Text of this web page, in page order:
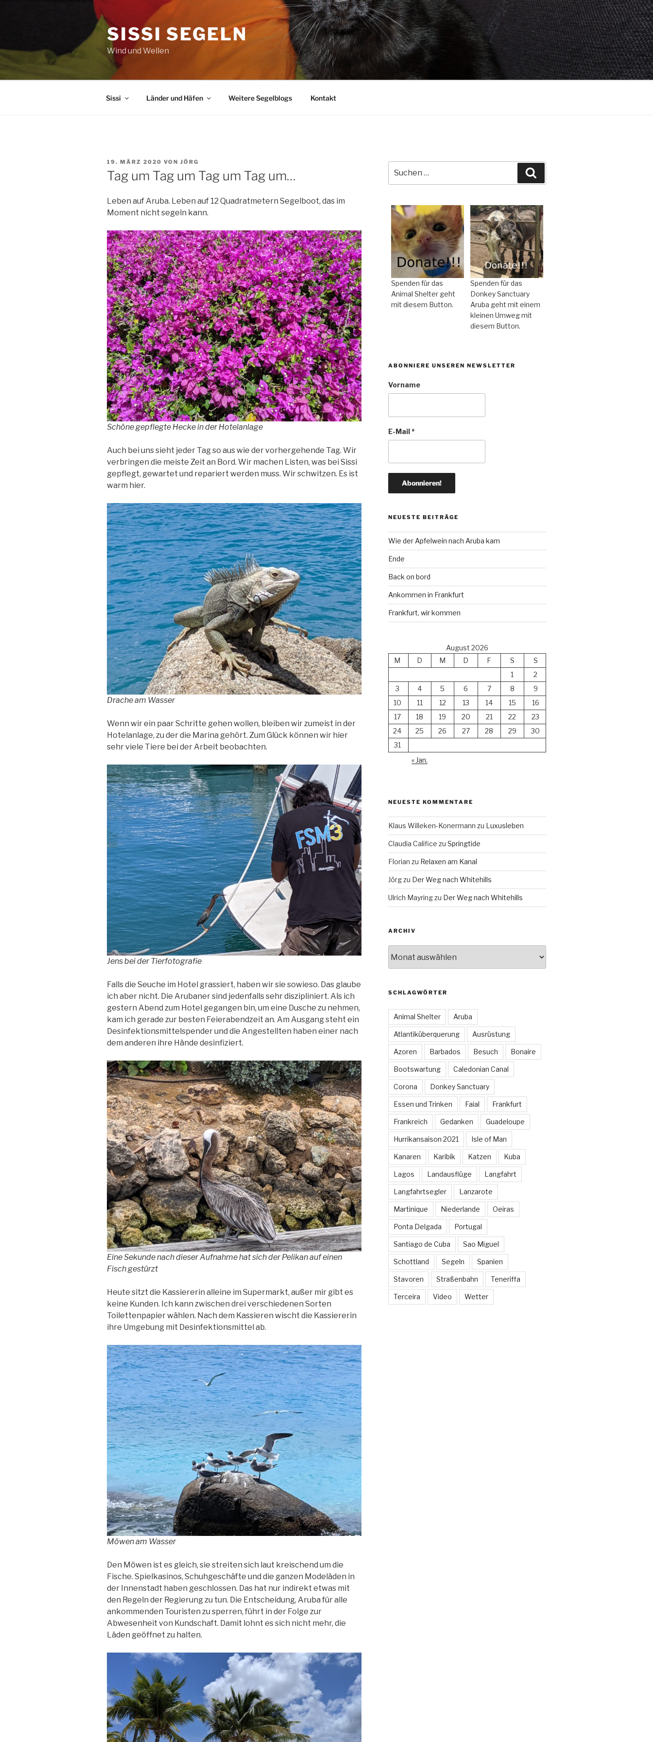
SISSI SEGELN
Wind und Wellen
Sissi Länder und Häfen Weitere Segelblogs Kontakt
VERÖFFENTLICHT
AM
19. MÄRZ 2020 VON JÖRG
Tag um Tag um Tag um Tag um…
Leben auf Aruba. Leben auf 12 Quadratmetern Segelboot, das im
Moment nicht segeln kann.
Schöne gepflegte Hecke in der Hotelanlage
Auch bei uns sieht jeder Tag so aus wie der vorhergehende Tag. Wir
verbringen die meiste Zeit an Bord. Wir machen Listen, was bei Sissi
gepflegt, gewartet und repariert werden muss. Wir schwitzen. Es ist
warm hier.
Drache am Wasser
Wenn wir ein paar Schritte gehen wollen, bleiben wir zumeist in der
Hotelanlage, zu der die Marina gehört. Zum Glück können wir hier
sehr viele Tiere bei der Arbeit beobachten.
Jens bei der Tierfotografie
Falls die Seuche im Hotel grassiert, haben wir sie sowieso. Das glaube
ich aber nicht. Die Arubaner sind jedenfalls sehr diszipliniert. Als ich
gestern Abend zum Hotel gegangen bin, um eine Dusche zu nehmen,
kam ich gerade zur besten Feierabendzeit an. Am Ausgang steht ein
Desinfektionsmittelspender und die Angestellten haben einer nach
dem anderen ihre Hände desinfiziert.
Eine Sekunde nach dieser Aufnahme hat sich der Pelikan auf einen
Fisch gestürzt
Heute sitzt die Kassiererin alleine im Supermarkt, außer mir gibt es
keine Kunden. Ich kann zwischen drei verschiedenen Sorten
Toilettenpapier wählen. Nach dem Kassieren wischt die Kassiererin
ihre Umgebung mit Desinfektionsmittel ab.
Möwen am Wasser
Den Möwen ist es gleich, sie streiten sich laut kreischend um die
Fische. Spielkasinos, Schuhgeschäfte und die ganzen Modeläden in
der Innenstadt haben geschlossen. Das hat nur indirekt etwas mit
den Regeln der Regierung zu tun. Die Entscheidung, Aruba für alle
ankommenden Touristen zu sperren, führt in der Folge zur
Abwesenheit von Kundschaft. Damit lohnt es sich nicht mehr, die
Läden geöffnet zu halten.
nach:
Spenden für das
Animal Shelter geht
mit diesem Button.
Spenden für das
Donkey Sanctuary
Aruba geht mit einem
kleinen Umweg mit
diesem Button.
ABONNIERE UNSEREN NEWSLETTER
Vorname
E-Mail*
NEUESTE BEITRÄGE
Wie der Apfelwein nach Aruba kam
Ende
Back on bord
Ankommen in Frankfurt
Frankfurt, wir kommen
August 2026
M
D M D F S
S
1
2
3
4 5 6 7 8
9
10
11 12 13 14 15
16
17
18 19 20 21 22
23
24
25 26 27 28 29
30
31
« Jan.
NEUESTE KOMMENTARE
Klaus Willeken-Konermann zu Luxusleben
Claudia Califice zu Springtide
Florian zu Relaxen am Kanal
Jörgzu Der Weg nach Whitehills
Ulrich Mayringzu Der Weg nach Whitehills
ARCHIV
SCHLAGWÖRTER
Animal Shelter Aruba
Atlantiküberquerung Ausrüstung
Azoren Barbados Besuch Bonaire
Bootswartung Caledonian Canal
Corona Donkey Sanctuary
Essen und Trinken Faial Frankfurt
Frankreich Gedanken Guadeloupe
Hurrikansaison 2021 Isle of Man
Kanaren Karibik Katzen Kuba
Lagos Landausflüge Langfahrt
Langfahrtsegler Lanzarote
Martinique Niederlande Oeiras
Ponta Delgada Portugal
Santiago de Cuba Sao Miguel
Schottland Segeln Spanien
Stavoren Straßenbahn Teneriffa
Terceira Video Wetter